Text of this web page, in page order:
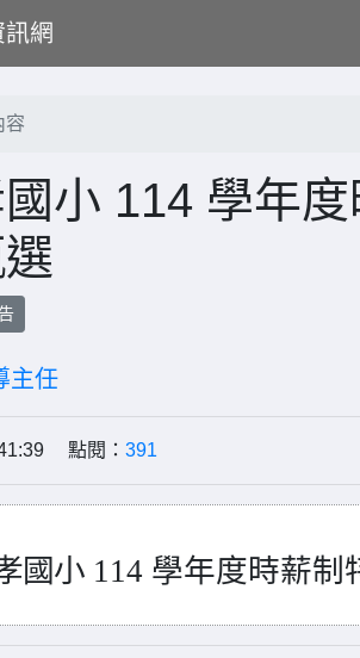
網
容
小 114 學年
主任
點閱： 391
國小 114 學年度時薪制